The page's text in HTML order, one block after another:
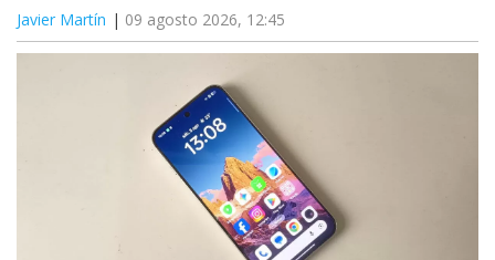
Javier Martín 09 agosto 2026, 12:45